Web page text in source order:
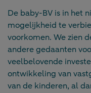
De baby-BV is in het
mogelijkheid te
voorkomen. We zien
andere gedaanten
veelbelovende
ontwikkeling van
van de kinderen, al